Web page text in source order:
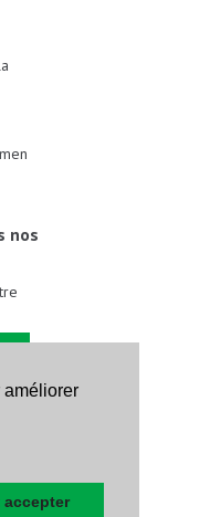
améliorer
accepter
nos